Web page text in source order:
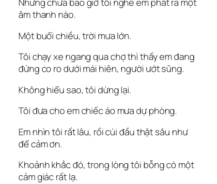
Nhưng chưa bao giờ tôi nghe em phát ra một
âm thanh nào.
Một buổi chiều, trời mưa lớn.
Tôi chạy xe ngang qua chợ thì thấy em đang
đứng co ro dưới mái hiên, người ướt sũng.
Không hiểu sao, tôi dừng lại.
Tôi đưa cho em chiếc áo mưa dự phòng.
Em nhìn tôi rất lâu, rồi cúi đầu thật sâu như
để cảm ơn.
Khoảnh khắc đó, trong lòng tôi bỗng có một
cảm giác rất lạ.